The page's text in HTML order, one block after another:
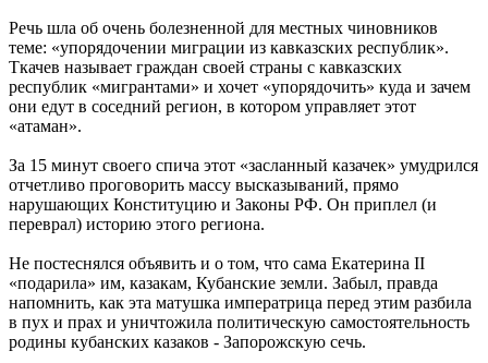
Речь шла об очень болезненной для местных чиновников
теме: «упорядочении миграции из кавказских республик».
Ткачев называет граждан своей страны с кавказских
республик «мигрантами» и хочет «упорядочить» куда и зачем
они едут в соседний регион, в котором управляет этот
«атаман».
За 15 минут своего спича этот «засланный казачек» умудрился
отчетливо проговорить массу высказываний, прямо
нарушающих Конституцию и Законы РФ. Он приплел (и
переврал) историю этого региона.
Не постеснялся объявить и о том, что сама Екатерина II
«подарила» им, казакам, Кубанские земли. Забыл, правда
напомнить, как эта матушка императрица перед этим разбила
в пух и прах и уничтожила политическую самостоятельность
родины кубанских казаков - Запорожскую сечь.